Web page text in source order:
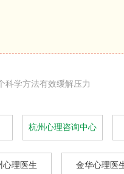
科学方法有效缓解压力
杭州心理咨询中心
心理医生 金华心理医